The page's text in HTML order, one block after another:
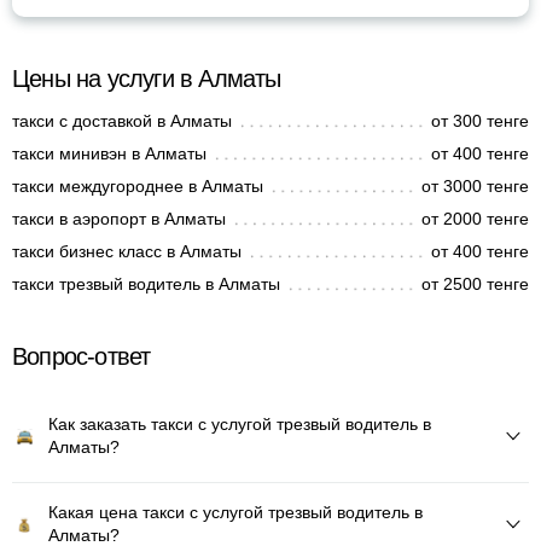
Цены на услуги в Алматы
такси с доставкой в Алматы
от 300 тенге
такси минивэн в Алматы
от 400 тенге
такси междугороднее в Алматы
от 3000 тенге
такси в аэропорт в Алматы
от 2000 тенге
такси бизнес класс в Алматы
от 400 тенге
такси трезвый водитель в Алматы
от 2500 тенге
Вопрос-ответ
Как заказать такси с услугой трезвый водитель в
Алматы?
Какая цена такси с услугой трезвый водитель в
Алматы?